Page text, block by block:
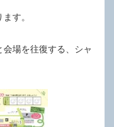
す。
場を往復する、シャ